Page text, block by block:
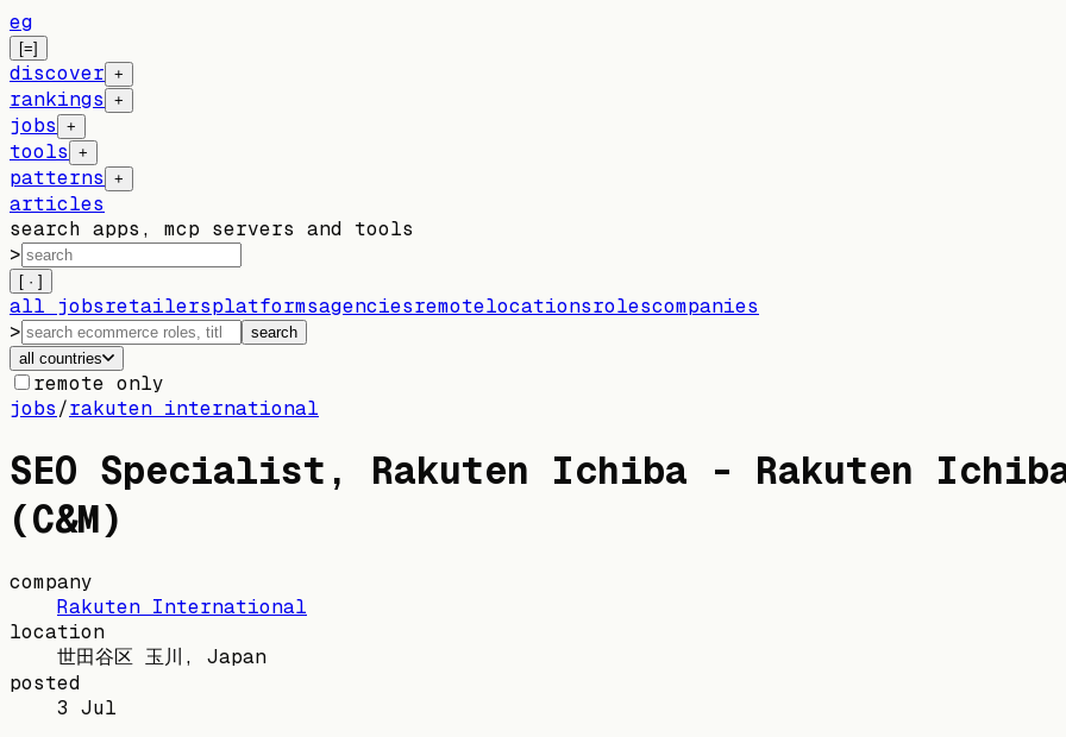
eg
[=]
discover +
rankings +
jobs +
tools +
patterns +
articles
search apps, mcp servers and tools
>
[ · ]
all jobsretailersplatformsagenciesremotelocationsrolescompanies
>
search
all countries
remote only
jobs/rakuten international
SEO Specialist, Rakuten Ichiba - Rakuten
(C&M)
company
Rakuten International
location
世田谷区 玉川, Japan
posted
3 Jul